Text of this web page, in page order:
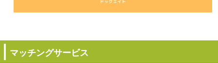
マッチングサービス